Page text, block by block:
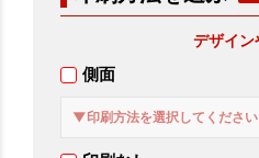
デザイ
側面
▼印刷方法を選択してください